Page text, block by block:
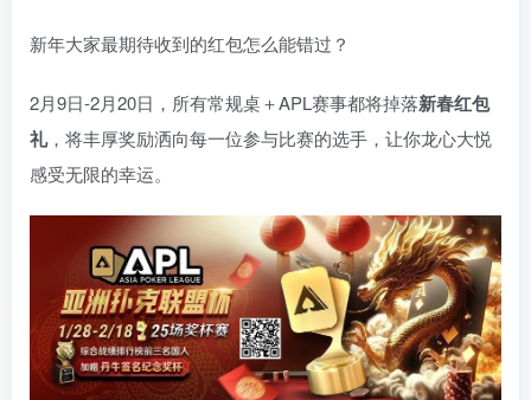
新年大家最期待收到的红包怎么能错过？
2月9日-2月20日，所有常规桌＋APL赛事都将掉落新春红包
礼，将丰厚奖励洒向每一位参与比赛的选手，让你龙心大悦
感受无限的幸运。